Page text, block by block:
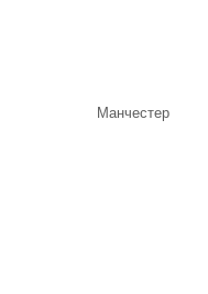
Манчестер